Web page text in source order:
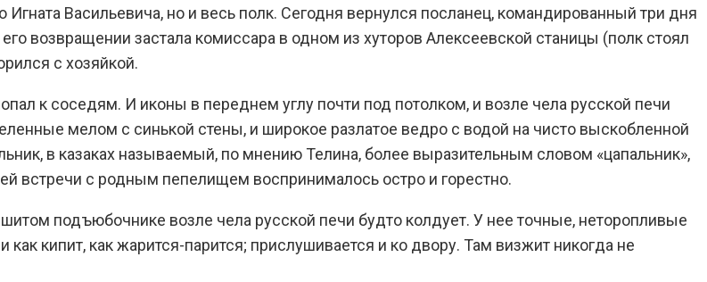
Игната Васильевича, но и весь полк. Сегодня вернулся посланец, командированный три дня
возвращении застала комиссара в одном из хуторов Алексеевской станицы (полк стоял
с хозяйкой.
к соседям. И иконы в переднем углу почти под потолком, и возле чела русской печи
мелом с синькой стены, и широкое разлатое ведро с водой на чисто выскобленной
в казаках называемый, по мнению Телина, более выразительным словом «цапальник»,
встречи с родным пепелищем воспринималось остро и горестно.
подъюбочнике возле чела русской печи будто колдует. У нее точные, неторопливые
кипит, как жарится-парится; прислушивается и ко двору. Там визжит никогда не